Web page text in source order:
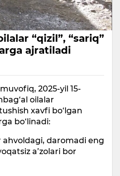
“qizil”, “sariq”
ajratiladi
2025-yil 15-
oilalar
xavfi bo‘lgan
bo‘linadi:
ahvoldagi, daromadi eng
a’zolari bor